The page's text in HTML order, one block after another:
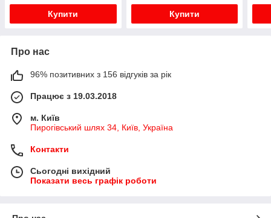
Купити Купити
Про нас
96% позитивних з 156 відгуків за рік
Працює з 19.03.2018
м. Київ
Пирогівський шлях 34, Київ, Україна
Контакти
Сьогодні вихідний
Показати весь графік роботи